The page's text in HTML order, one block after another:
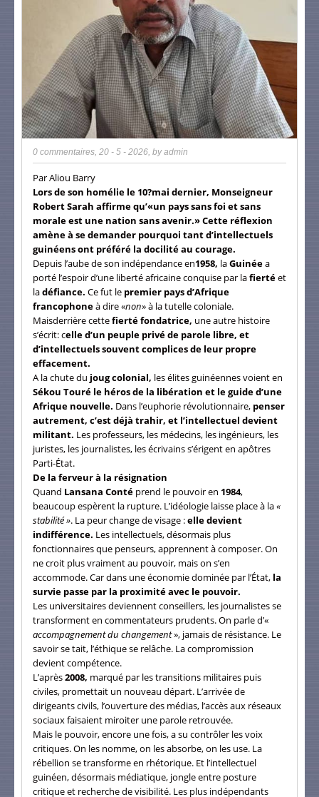
0 commentaires, 20 - 5 - 2026, byadmin
Par Aliou Barry
Lors de son homélie le 10?mai dernier, Monseigneur
Robert Sarah affirme qu’«un pays sans foi et sans
morale est une nation sans avenir.» Cette réflexion
amène à se demander pourquoi tant d’intellectuels
guinéens ont préféré la docilité au courage.
Depuis l’aube de son indépendance en1958, laGuinéea
porté l’espoir d’une liberté africaine conquise par lafiertéet
ladéfiance. Ce fut le premier pays d’Afrique
francophoneà dire «non» à la tutelle coloniale.
Maisderrière cettefierté fondatrice, une autre histoire
s’écrit: celle d’un peuple privé de parole libre, et
d’intellectuels souvent complices de leur propre
effacement.
A la chute du joug colonial, les élites guinéennes voient en
Sékou Touré le héros de la libération et le guide d’une
Afrique nouvelle. Dans l’euphorie révolutionnaire, penser
autrement, c’est déjà trahir, et l’intellectuel devient
militant. Les professeurs, les médecins, les ingénieurs, les
juristes, les journalistes, les écrivains s’érigent en apôtres
Parti-État.
De la ferveur à la résignation
Quand Lansana Conté prend le pouvoir en 1984,
beaucoup espèrent la rupture. L’idéologie laisse place à la«
stabilité ». La peur change de visage :elle devient
indifférence. Les intellectuels, désormais plus
fonctionnaires que penseurs, apprennent à composer. On
ne croit plus vraiment au pouvoir, mais on s’en
accommode. Car dans une économie dominée par l’État, la
survie passe par la proximité avec le pouvoir.
Les universitaires deviennent conseillers, les journalistes se
transforment en commentateurs prudents. On parle d’«
accompagnement du changement», jamais de résistance. Le
savoir se tait, l’éthique se relâche. La compromission
devient compétence.
L’après2008, marqué par les transitions militaires puis
civiles, promettait un nouveau départ. L’arrivée de
dirigeants civils, l’ouverture des médias, l’accès aux réseaux
sociaux faisaient miroiter une parole retrouvée.
Mais le pouvoir, encore une fois, a su contrôler les voix
critiques. On les nomme, on les absorbe, on les use. La
rébellion se transforme en rhétorique. Et l’intellectuel
guinéen, désormais médiatique, jongle entre posture
critique et recherche de visibilité. Les plus indépendants